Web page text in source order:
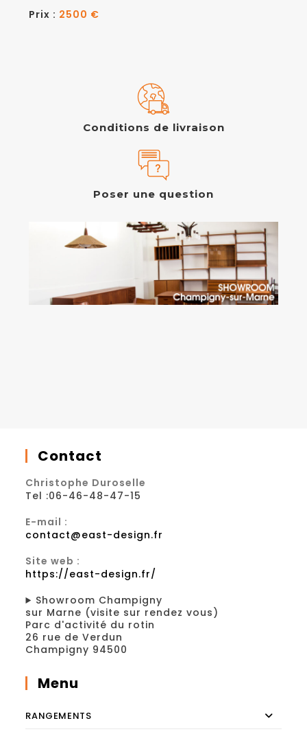
Prix : 2500 €
Conditions de livraison
Poser une question
Contact
Christophe Duroselle
Tel :06-46-48-47-15
E-mail :
contact@east-design.fr
Site web :
https://east-design.fr/
Showroom Champigny
sur Marne (visite sur rendez vous)
Parc d'activité du rotin
26 rue de Verdun
Champigny 94500
Menu
RANGEMENTS